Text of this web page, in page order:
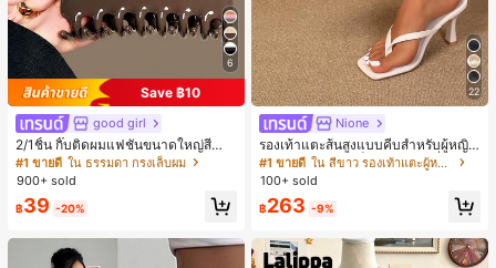
6
Save ฿10
good girl
2/1ชิ้น กิ๊บติดผมแฟชั่นขนาดใหญ่สีน้ำ
ตาลชานมสำหรับผู้หญิง เหมาะสำหรับก
ารอาบน้ำ ล้างหน้า และจัดแต่งทรงผม
#1 ขายดี ใน ธรรมดา กรงเล็บผม
900+ sold
฿39 -20%
22
Nione
รองเท้าแตะส้นสูงแบบคีบสำหรับผู้หญิง
สไตล์คลาสสิก สีบล็อก สไตล์แฟรี่ฤดูร้อ
น ส้นเข็ม รองเท้าแตะแบบคีบ รองเท้าแ
ตะชายหาดแฟชั่นสายไขว้ รองเท้าผู้ห
ญิง สำหรับออฟฟิศ บ้าน กลางแจ้ง ดีไซ
น์หัวเหลี่ยม ชิคและหรูหรา สำหรับเดทไ
นท์
#1 ขายดี
ใน สีขาว รองเท้าแตะผู้หญิง
100+ sold
฿263 -9%